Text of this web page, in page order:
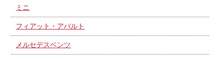
ミニ
フィアット・アバルト
メルセデスベンツ